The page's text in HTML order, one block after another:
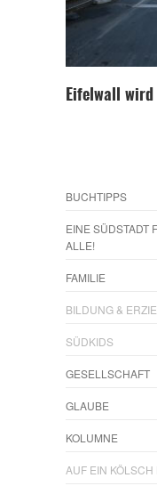
Eifelwall
BUCHTIPPS
EINE SÜDSTADT
ALLE!
FAMILIE
BILDUNG &
SÜDKIDS
GESELLSCHAFT
GLAUBE
KOLUMNE
AUF EIN KÖLSCH